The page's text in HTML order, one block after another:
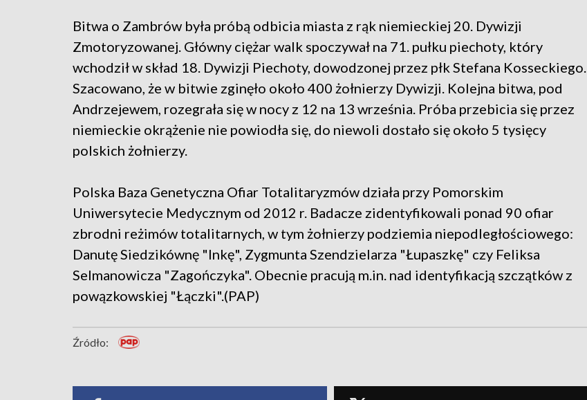
Bitwa o Zambrów była próbą odbicia miasta z rąk niemieckiej 20. Dywizji
Zmotoryzowanej. Główny ciężar walk spoczywał na 71. pułku piechoty, który
wchodził w skład 18. Dywizji Piechoty, dowodzonej przez płk Stefana Kosseckiego.
Szacowano, że w bitwie zginęło około 400 żołnierzy Dywizji. Kolejna bitwa, pod
Andrzejewem, rozegrała się w nocy z 12 na 13 września. Próba przebicia się przez
niemieckie okrążenie nie powiodła się, do niewoli dostało się około 5 tysięcy
polskich żołnierzy.
Polska Baza Genetyczna Ofiar Totalitaryzmów działa przy Pomorskim
Uniwersytecie Medycznym od 2012 r. Badacze zidentyfikowali ponad 90 ofiar
zbrodni reżimów totalitarnych, w tym żołnierzy podziemia niepodległościowego:
Danutę Siedzikównę "Inkę", Zygmunta Szendzielarza "Łupaszkę" czy Feliksa
Selmanowicza "Zagończyka". Obecnie pracują m.in. nad identyfikacją szczątków z
powązkowskiej "Łączki".(PAP)
Źródło: